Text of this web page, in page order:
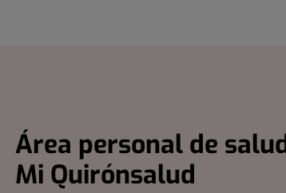
Área personal de
Mi Quirónsalud